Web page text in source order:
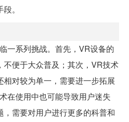
。
一系列挑战。首先，VR设备的
不便于大众普及；其次，VR技术
对较为单一，需要进一步拓展
在使用中也可能导致用户迷失
需要对用户进行更多的科普和